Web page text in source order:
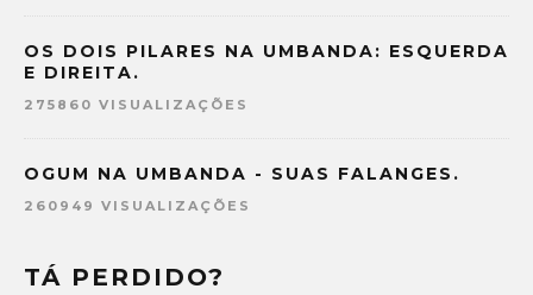
OS DOIS PILARES NA UMBANDA: ESQUERDA
E DIREITA.
275860 VISUALIZAÇÕES
OGUM NA UMBANDA - SUAS FALANGES.
260949 VISUALIZAÇÕES
TÁ PERDIDO?